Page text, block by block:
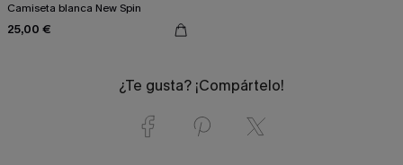
Camiseta blanca New Spin
25,00 €
¿Te gusta? ¡Compártelo!